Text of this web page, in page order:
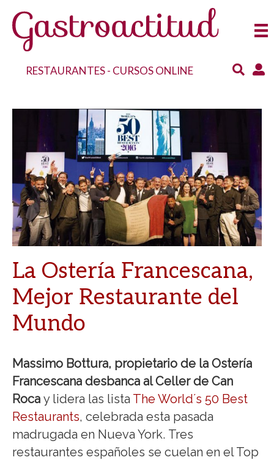
RESTAURANTES- CURSOS ONLINE
La Ostería Francescana,
Mejor Restaurante del
Mundo
Massimo Bottura, propietario de la Ostería
Francescana desbanca al Celler de Can
Roca y lidera las lista The World´s 50 Best
Restaurants, celebrada esta pasada
madrugada en Nueva York. Tres
restaurantes españoles se cuelan en el Top